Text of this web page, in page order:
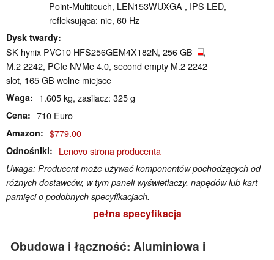
Point-Multitouch, LEN153WUXGA , IPS LED,
refleksująca: nie, 60 Hz
Dysk twardy
SK hynix PVC10 HFS256GEM4X182N, 256 GB
,
M.2 2242, PCIe NVMe 4.0, second empty M.2 2242
slot, 165 GB wolne miejsce
Waga 1.605 kg, zasilacz: 325 g
Cena 710 Euro
Amazon $779.00
Odnośniki Lenovo strona producenta
Uwaga: Producent może używać komponentów pochodzących od
różnych dostawców, w tym paneli wyświetlaczy, napędów lub kart
pamięci o podobnych specyfikacjach.
pełna specyfikacja
Obudowa i łączność: Aluminiowa i